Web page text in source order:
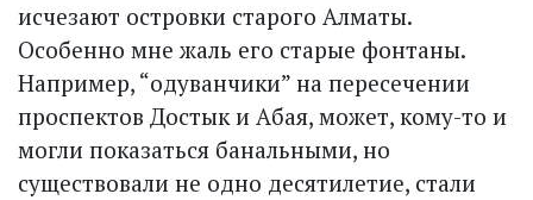
исчезают островки старого Алматы.
Особенно мне жаль его старые фонтаны.
Например, “одуванчики” на пересечении
проспектов Достык и Абая, может, кому-то и
могли показаться банальными, но
существовали не одно десятилетие, стали